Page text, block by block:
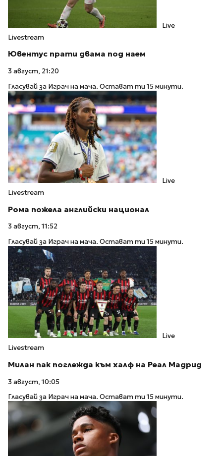
Live
Livestream
Ювентус прати двама под наем
3 август, 21:20
Гласувай за Играч на мача. Остават ти 15 минути.
Live
Livestream
Рома пожела английски национал
3 август, 11:52
Гласувай за Играч на мача. Остават ти 15 минути.
Live
Livestream
Милан пак поглежда към халф на Реал Мадрид
3 август, 10:05
Гласувай за Играч на мача. Остават ти 15 минути.